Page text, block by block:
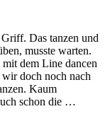
Das tanzen und
musste warten.
dem Line dancen
doch noch nach
Kaum
schon die …